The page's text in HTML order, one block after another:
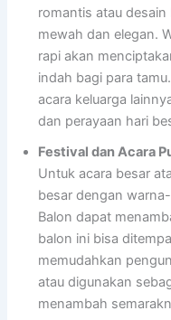
romantis atau
mewah dan elegan.
rapi akan
indah bagi para
acara keluarga
dan perayaan hari
Festival dan Acara
Untuk acara besar
besar dengan
Balon dapat
balon ini bisa
memudahkan
atau digunakan
menambah